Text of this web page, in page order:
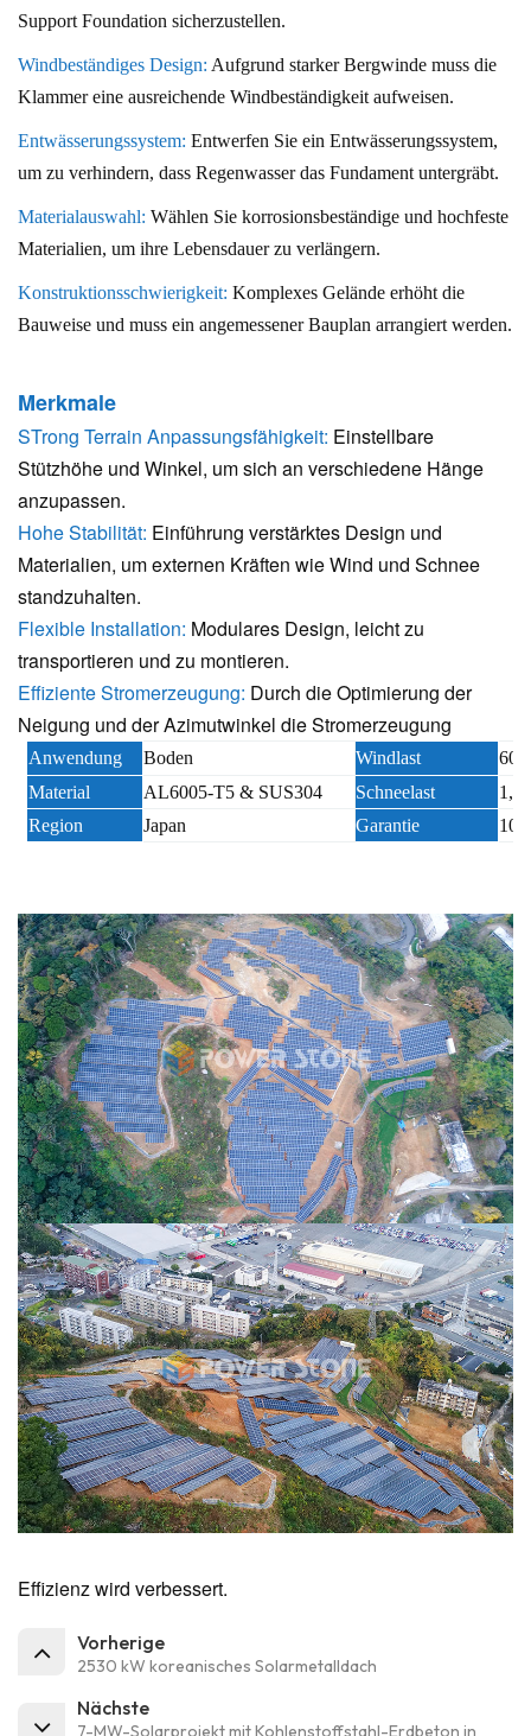
Support Foundation sicherzustellen.
Windbeständiges Design: Aufgrund starker Bergwinde muss die
Klammer eine ausreichende Windbeständigkeit aufweisen.
Entwässerungssystem: Entwerfen Sie ein Entwässerungssystem,
um zu verhindern, dass Regenwasser das Fundament untergräbt.
Materialauswahl: Wählen Sie korrosionsbeständige und hochfeste
Materialien, um ihre Lebensdauer zu verlängern.
Konstruktionsschwierigkeit: Komplexes Gelände erhöht die
Bauweise und muss ein angemessener Bauplan arrangiert werden.
Merkmale
STrong Terrain Anpassungsfähigkeit: Einstellbare
Stützhöhe und Winkel, um sich an verschiedene Hänge
anzupassen.
Hohe Stabilität: Einführung verstärktes Design und
Materialien, um externen Kräften wie Wind und Schnee
standzuhalten.
Flexible Installation: Modulares Design, leicht zu
transportieren und zu montieren.
Effiziente Stromerzeugung: Durch die Optimierung der
Neigung und der Azimutwinkel die Stromerzeugung
Anwendung Boden Windlast
60
Material
AL6005-T5 & SUS304 Schneelast
1,6
Region
Japan Garantie 10
Effizienz wird verbessert.
Vorherige
2530 kW koreanisches Solarmetalldach
Nächste